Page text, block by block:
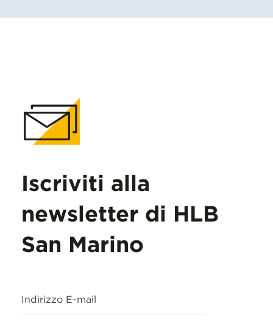
Iscriviti alla
newsletter di HLB
San Marino
Indirizzo E-mail